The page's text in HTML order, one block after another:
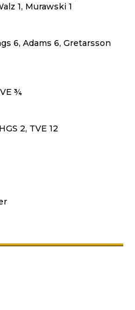
1, Murawski 1
6, Adams 6, Gretarsson
¾
HGS 2, TVE 12